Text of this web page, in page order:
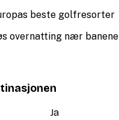
beste golfresorter
overnatting nær banene
Ja